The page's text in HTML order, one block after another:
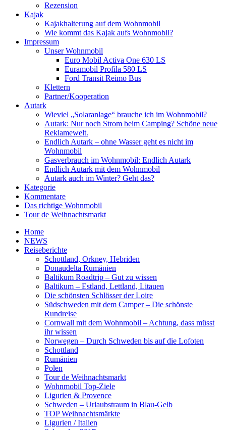
Rezension
Kajak
Kajakhalterung auf dem Wohnmobil
Wie kommt das Kajak aufs Wohnmobil?
Impressum
Unser Wohnmobil
Euro Mobil Activa One 630 LS
Euramobil Profila 580 LS
Ford Transit Reimo Bus
Klettern
Partner/Kooperation
Autark
Wieviel „Solaranlage“ brauche ich im Wohnmobil?
Autark: Nur noch Strom beim Camping? Schöne neue
Reklamewelt.
Endlich Autark – ohne Wasser geht es nicht im
Wohnmobil
Gasverbrauch im Wohnmobil: Endlich Autark
Endlich Autark mit dem Wohnmobil
Autark auch im Winter? Geht das?
Kategorie
Kommentare
Das richtige Wohnmobil
Tour de Weihnachtsmarkt
Home
NEWS
Reiseberichte
Schottland, Orkney, Hebriden
Donaudelta Rumänien
Baltikum Roadtrip – Gut zu wissen
Baltikum – Estland, Lettland, Litauen
Die schönsten Schlösser der Loire
Südschweden mit dem Camper – Die schönste
Rundreise
Cornwall mit dem Wohnmobil – Achtung, dass müsst
ihr wissen
Norwegen – Durch Schweden bis auf die Lofoten
Schottland
Rumänien
Polen
Tour de Weihnachtsmarkt
Wohnmobil Top-Ziele
Ligurien & Provence
Schweden – Urlaubstraum in Blau-Gelb
TOP Weihnachtsmärkte
Ligurien / Italien